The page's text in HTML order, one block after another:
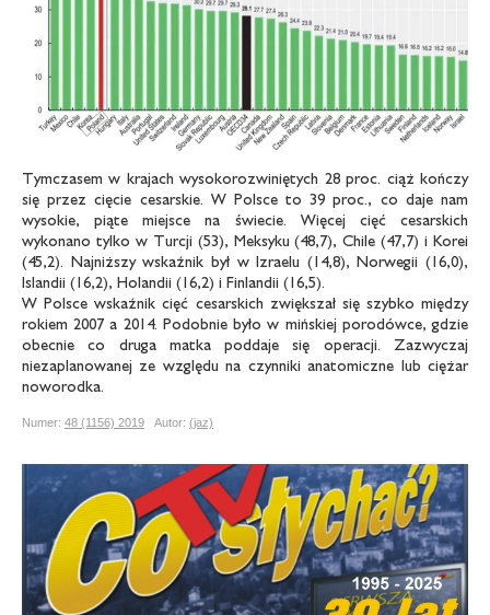
Tymczasem w krajach wysokorozwiniętych 28 proc. ciąż kończy
się przez cięcie cesarskie. W Polsce to 39 proc., co daje nam
wysokie, piąte miejsce na świecie. Więcej cięć cesarskich
wykonano tylko w Turcji (53), Meksyku (48,7), Chile (47,7) i Korei
(45,2). Najniższy wskaźnik był w Izraelu (14,8), Norwegii (16,0),
Islandii (16,2), Holandii (16,2) i Finlandii (16,5).
W Polsce wskaźnik cięć cesarskich zwiększał się szybko między
rokiem 2007 a 2014. Podobnie było w mińskiej porodówce, gdzie
obecnie co druga matka poddaje się operacji. Zazwyczaj
niezaplanowanej ze względu na czynniki anatomiczne lub ciężar
noworodka.
Numer: 48 (1156) 2019 Autor: (jaz)